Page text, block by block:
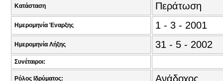
Κατάσταση Περάτωση
Ημερομηνία Έναρξης 1 - 3 - 2001
Ημερομηνία Λήξης 31 - 5 - 2002
Συνέταιροι:
Ρόλος Ιδρύματος: Ανάδοχος